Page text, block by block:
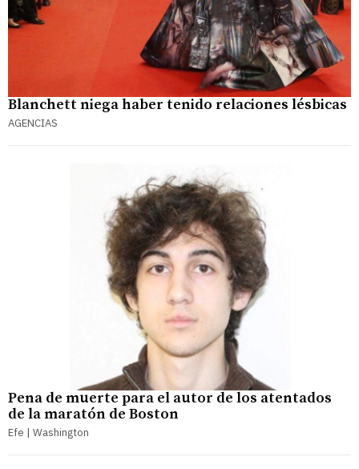
Blanchett niega haber tenido relaciones lésbicas
AGENCIAS
Pena de muerte para el autor de los atentados
de la maratón de Boston
Efe | Washington